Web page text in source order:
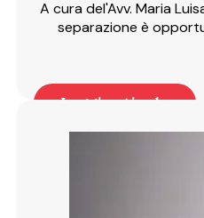
A cura del'Avv. Maria
separazione è
Leggi articolo